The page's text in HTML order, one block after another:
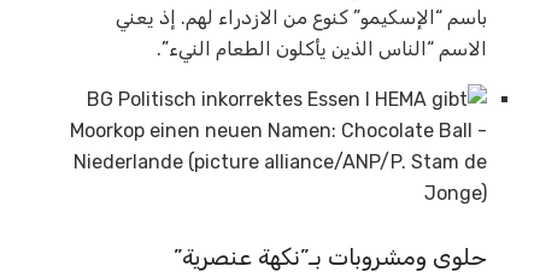
باسم “الإسكيمو” كنوع من الازدراء لهم. إذ يعني
الاسم “الناس الذين يأكلون الطعام النيء”.
حلوى ومشروبات بـ”نكهة عنصرية”